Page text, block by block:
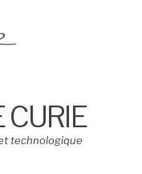
CURIE
technologique